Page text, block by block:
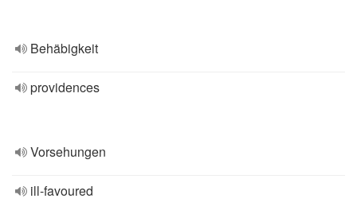
Behäbigkeit
providences
Vorsehungen
ill-favoured